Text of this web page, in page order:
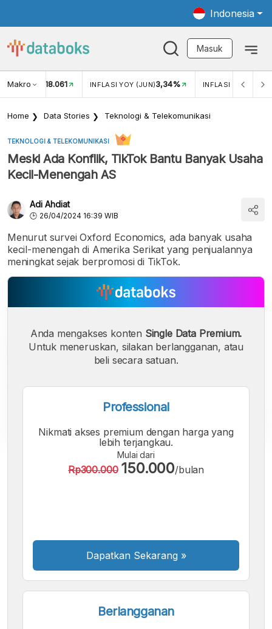
Indonesia
Masuk
Makro
USD/IDR 18.061 INFLASI YOY (JUN)3,34% INFLASI MOM (JUN)
Home Data Stories Teknologi & Telekomunikasi
TEKNOLOGI & TELEKOMUNIKASI
Meski Ada Konflik, TikTok Bantu Banyak Usaha
Kecil-Menengah AS
Adi Ahdiat
26/04/2024 16:39 WIB
Menurut survei Oxford Economics, ada banyak usaha
kecil-menengah di Amerika Serikat yang penjualannya
meningkat sejak berpromosi di TikTok.
Font
A
Font
A
Font
Anda mengakses konten Single Data Premium.
Untuk meneruskan, silakan berlangganan, atau
beli secara satuan.
Professional
Nikmati akses premium dengan harga yang
lebih terjangkau.
Mulai dari
Rp300.000 150.000/bulan
Dapatkan Sekarang »
Berlangganan